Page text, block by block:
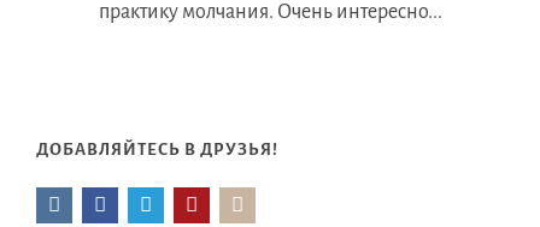
практику молчания. Очень интересно...
ДОБАВЛЯЙТЕСЬ В ДРУЗЬЯ!